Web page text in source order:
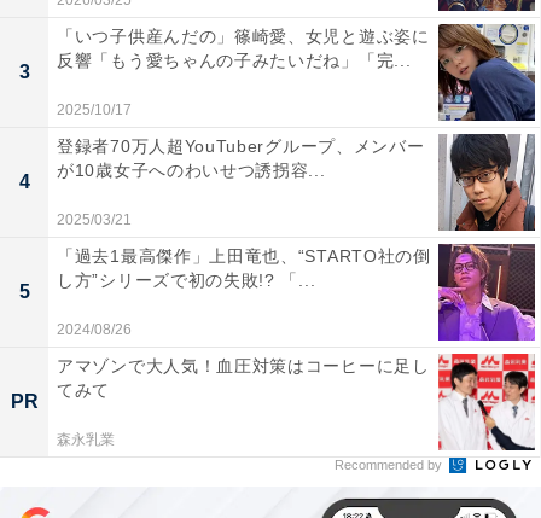
3
「いつ子供産んだの」篠崎愛、女児と遊ぶ姿に
反響「もう愛ちゃんの子みたいだね」「完...
2025/10/17
4
登録者70万人超YouTuberグループ、メンバー
が10歳女子へのわいせつ誘拐容...
2025/03/21
5
「過去1最高傑作」上田竜也、“STARTO社の倒
し方”シリーズで初の失敗!? 「...
2024/08/26
PR
アマゾンで大人気！血圧対策はコーヒーに足し
てみて
森永乳業
Recommended by